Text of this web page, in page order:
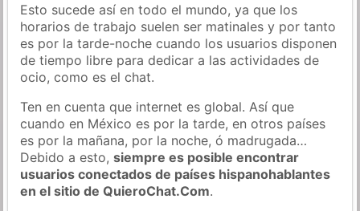
Esto sucede así en todo el mundo, ya que los
horarios de trabajo suelen ser matinales y por tanto
es por la tarde-noche cuando los usuarios disponen
de tiempo libre para dedicar a las actividades de
ocio, como es el chat.
Ten en cuenta que internet es global. Así que
cuando en México es por la tarde, en otros países
es por la mañana, por la noche, ó madrugada…
Debido a esto,siempre es posible encontrar
usuarios conectados de países hispanohablantes
en el sitio de QuieroChat.Com.